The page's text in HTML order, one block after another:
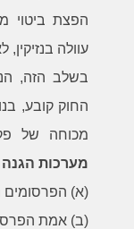
עוולה בנזיקין,
בשלב הזה,
החוק קובע,
מכוחה של
מערכות הגנה
(א) הפרסומים
(ב) אמת